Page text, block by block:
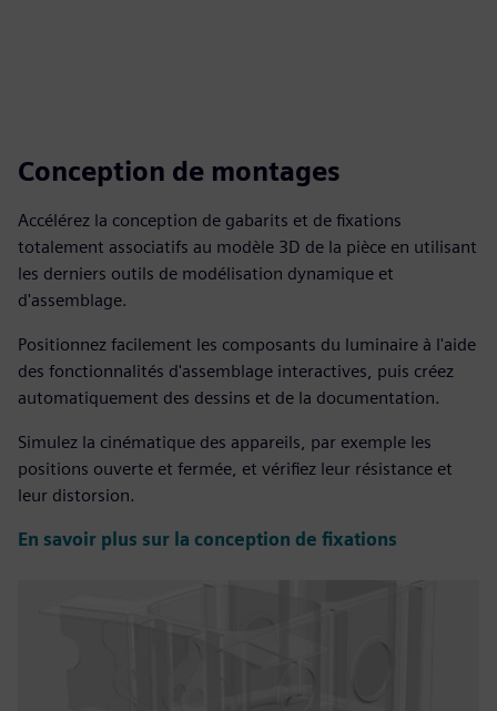
Conception de montages
Accélérez la conception de gabarits et de fixations
totalement associatifs au modèle 3D de la pièce en utilisant
les derniers outils de modélisation dynamique et
d'assemblage.
Positionnez facilement les composants du luminaire à l'aide
des fonctionnalités d'assemblage interactives, puis créez
automatiquement des dessins et de la documentation.
Simulez la cinématique des appareils, par exemple les
positions ouverte et fermée, et vérifiez leur résistance et
leur distorsion.
En savoir plus sur la conception de fixations